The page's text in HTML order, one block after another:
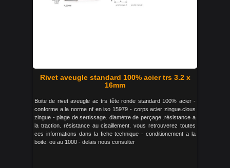
Rivet aveugle standard 100% acier trs 3.2 x
16mm
Boite de rivet aveugle ac trs tête ronde standard 100% acier -
conforme a la norme nf en iso 15979 - corps acier zingue.clous
zingue - plage de sertissage. diamètre de perçage .résistance a
la traction. résistance au cisaillement. vous retrouverez toutes
ces informations dans la fiche technique - conditionement a la
boite. ou au 1000 - delais nous consulter